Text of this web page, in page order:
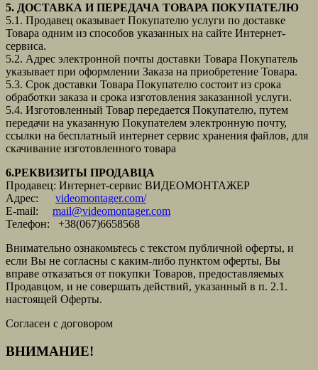
5. ДОСТАВКА И ПЕРЕДАЧА ТОВАРА ПОКУПАТЕЛЮ
5.1. Продавец оказывает Покупателю услуги по доставке
Товара одним из способов указанных на сайте Интернет-
сервиса.
5.2. Адрес электронной почты доставки Товара Покупатель
указывает при оформлении Заказа на приобретение Товара.
5.3. Срок доставки Товара Покупателю состоит из срока
обработки заказа и срока изготовления заказанной услуги.
5.4. Изготовленный Товар передается Покупателю, путем
передачи на указанную Покупателем электронную почту,
ссылки на бесплатный интернет сервис хранения файлов, для
скачивание изготовленного товара
6.РЕКВИЗИТЫ ПРОДАВЦА
Продавец: Интернет-сервис ВИДЕОМОНТАЖЕР
Адрес: videomontager.com/
E-mail: mail@videomontager.com
Телефон: +38(067)6658568
Внимательно ознакомьтесь с текстом публичной оферты, и
если Вы не согласны с каким-либо пунктом оферты, Вы
вправе отказаться от покупки Товаров, предоставляемых
Продавцом, и не совершать действий, указанный в п. 2.1.
настоящей Оферты.
Согласен с договором
ВНИМАНИЕ!